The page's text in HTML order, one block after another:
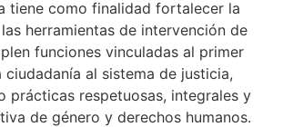
tiene como finalidad fortalecer la
herramientas de intervención de
funciones vinculadas al primer
ciudadanía al sistema de justicia,
prácticas respetuosas, integrales y
de género y derechos humanos.